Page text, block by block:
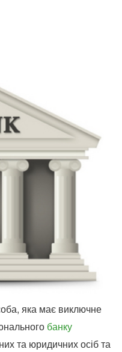
яка має виключне
банку
та юридичних осіб та